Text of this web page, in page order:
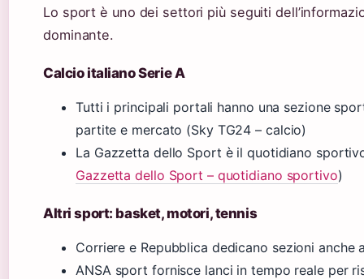
Lo sport è uno dei settori più seguiti
dominante.
Calcio italiano Serie A
Tutti i principali portali hanno una sezione
partite e mercato (Sky TG24 – calcio)
La Gazzetta dello Sport è il quotidiano
Gazzetta dello Sport – quotidiano sportivo)
Altri sport: basket, motori, tennis
Corriere e Repubblica dedicano sezioni anche
ANSA sport fornisce lanci in tempo reale per